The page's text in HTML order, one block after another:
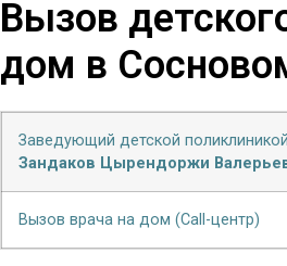
Вызов
дом в
Заведующий детской поликлиникой
Зандаков Цырендоржи
Вызов врача на дом (Call-центр)